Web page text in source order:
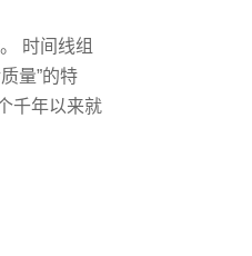
时间线组
量”的特
千年以来就